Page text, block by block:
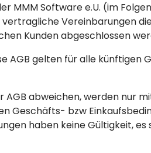
Software e.U. (im
Vereinbarungen
Kunden abgeschlossen
AGB gelten für alle künftigen
AGB abweichen, werden nur
Geschäfts- bzw
haben keine Gültigkeit, es